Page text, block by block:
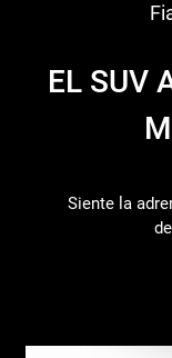
EL SUV
Siente la